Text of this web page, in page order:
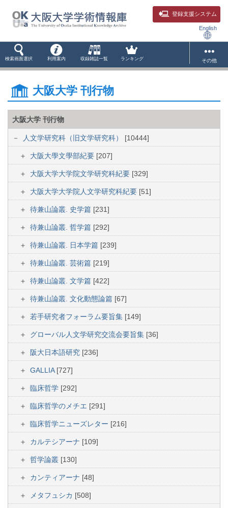
登録支援システム
English
検索画面選択 利用案内 収録雑誌一覧 ランキング その他
大阪大学 刊行物
大阪大学 刊行物
人文学研究科（旧文学研究科） [10444]
大阪大學文學部紀要 [207]
大阪大学大学院文学研究科紀要 [329]
大阪大学大学院人文学研究科紀要 [51]
待兼山論叢. 史学篇 [231]
待兼山論叢. 哲学篇 [292]
待兼山論叢. 日本学篇 [239]
待兼山論叢. 芸術篇 [219]
待兼山論叢. 文学篇 [422]
待兼山論叢. 文化動態論篇 [67]
若手研究者フォーラム要旨集 [149]
グローバル人文学研究交流会要旨集 [36]
阪大日本語研究 [236]
GALLIA [727]
臨床哲学 [292]
臨床哲学のメチエ [291]
臨床哲学ニューズレター [216]
カルテシアーナ [109]
哲学論叢 [130]
カンティアーナ [48]
メタフュシカ [508]